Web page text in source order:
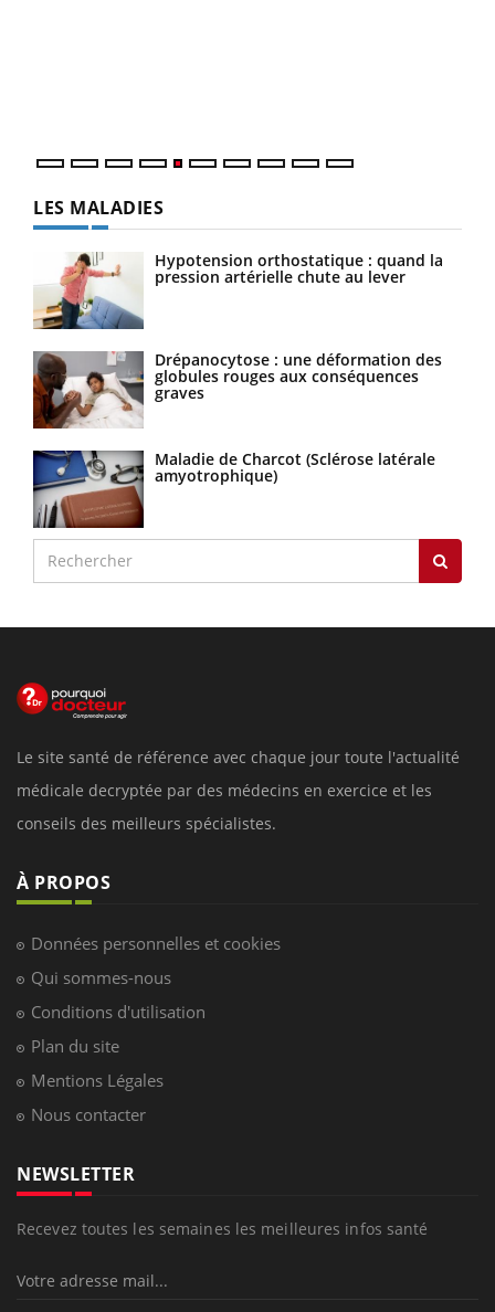
LES MALADIES
Hypotension orthostatique : quand la
pression artérielle chute au lever
Drépanocytose : une déformation des
globules rouges aux conséquences
graves
Maladie de Charcot (Sclérose latérale
amyotrophique)
Le site santé de référence avec chaque jour toute l'actualité
médicale decryptée par des médecins en exercice et les
conseils des meilleurs spécialistes.
À PROPOS
Données personnelles et cookies
Qui sommes-nous
Conditions d'utilisation
Plan du site
Mentions Légales
Nous contacter
NEWSLETTER
Recevez toutes les semaines les meilleures infos santé